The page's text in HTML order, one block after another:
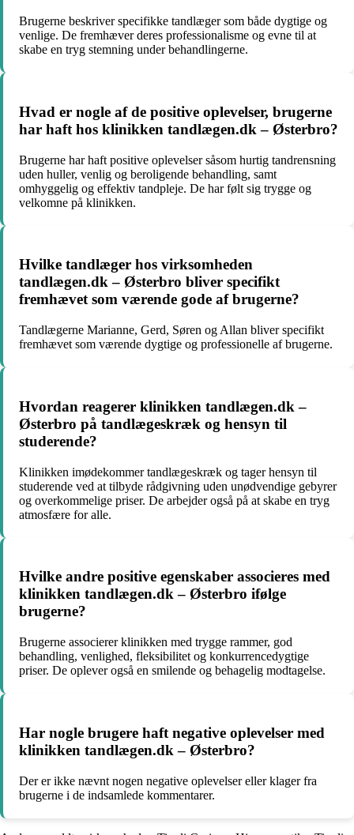
Brugerne beskriver specifikke tandlæger som både dygtige og
venlige. De fremhæver deres professionalisme og evne til at
skabe en tryg stemning under behandlingerne.
Hvad er nogle af de positive oplevelser, brugerne
har haft hos klinikken tandlægen.dk – Østerbro?
Brugerne har haft positive oplevelser såsom hurtig tandrensning
uden huller, venlig og beroligende behandling, samt
omhyggelig og effektiv tandpleje. De har følt sig trygge og
velkomne på klinikken.
Hvilke tandlæger hos virksomheden
tandlægen.dk – Østerbro bliver specifikt
fremhævet som værende gode af brugerne?
Tandlægerne Marianne, Gerd, Søren og Allan bliver specifikt
fremhævet som værende dygtige og professionelle af brugerne.
Hvordan reagerer klinikken tandlægen.dk –
Østerbro på tandlægeskræk og hensyn til
studerende?
Klinikken imødekommer tandlægeskræk og tager hensyn til
studerende ved at tilbyde rådgivning uden unødvendige gebyrer
og overkommelige priser. De arbejder også på at skabe en tryg
atmosfære for alle.
Hvilke andre positive egenskaber associeres med
klinikken tandlægen.dk – Østerbro ifølge
brugerne?
Brugerne associerer klinikken med trygge rammer, god
behandling, venlighed, fleksibilitet og konkurrencedygtige
priser. De oplever også en smilende og behagelig modtagelse.
Har nogle brugere haft negative oplevelser med
klinikken tandlægen.dk – Østerbro?
Der er ikke nævnt nogen negative oplevelser eller klager fra
brugerne i de indsamlede kommentarer.